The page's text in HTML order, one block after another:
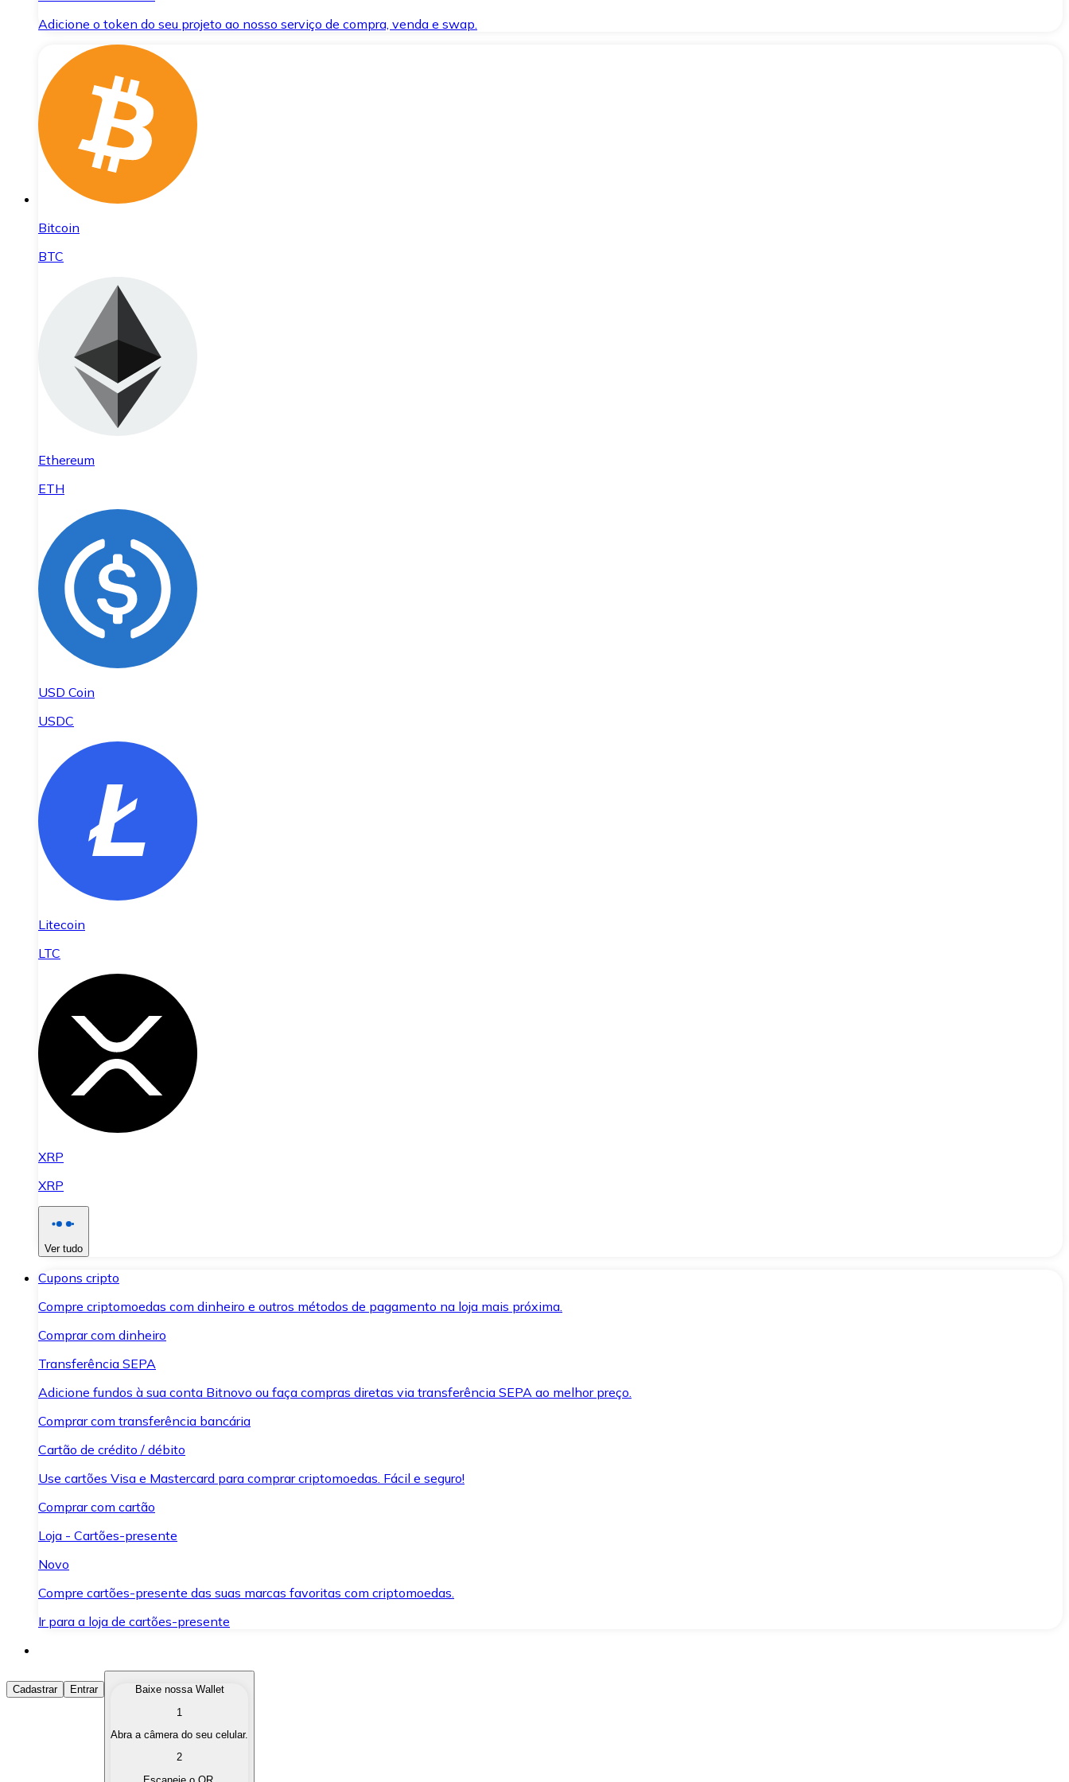
Adicione o token do seu projeto ao nosso serviço de compra, venda e swap.
Bitcoin
BTC
Ethereum
ETH
USD Coin
USDC
Litecoin
LTC
XRP
XRP
Ver tudo
Cupons cripto
Compre criptomoedas com dinheiro e outros métodos de pagamento na loja mais próxima.
Comprar com dinheiro
Transferência SEPA
Adicione fundos à sua conta Bitnovo ou faça compras diretas via transferência SEPA ao melhor preço.
Comprar com transferência bancária
Cartão de crédito / débito
Use cartões Visa e Mastercard para comprar criptomoedas. Fácil e seguro!
Comprar com cartão
Loja - Cartões-presente
Novo
Compre cartões-presente das suas marcas favoritas com criptomoedas.
Ir para a loja de cartões-presente
Comprar Criptomoedas
Compre as criptomoedas de seu interesse de forma rápida e segura.
Converta suas criptomoedas em moeda fiduciária quando precisar.
Cadastrar Entrar
Baixe nossa Wallet
1
Abra a câmera do seu celular.
2